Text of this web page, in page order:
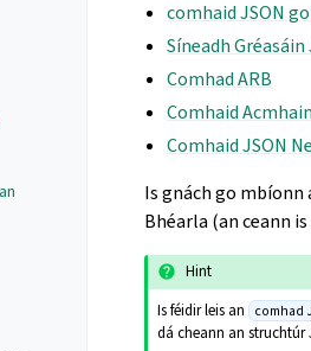
comhaid JSON
Síneadh Gréasáin
Comhad ARB
Comhaid
Comhaid JSON
Is gnách go
Bhéarla (an ceann
Hint
Is féidir leis an comhad
dá cheann an struchtúr